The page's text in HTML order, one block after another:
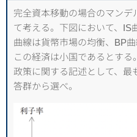
完全資本移動の場合のマン
て考える。下図において、IS
曲線は貨幣市場の均衡、BP
この経済は小国であるとす
政策に関する記述として、
答群から選べ。